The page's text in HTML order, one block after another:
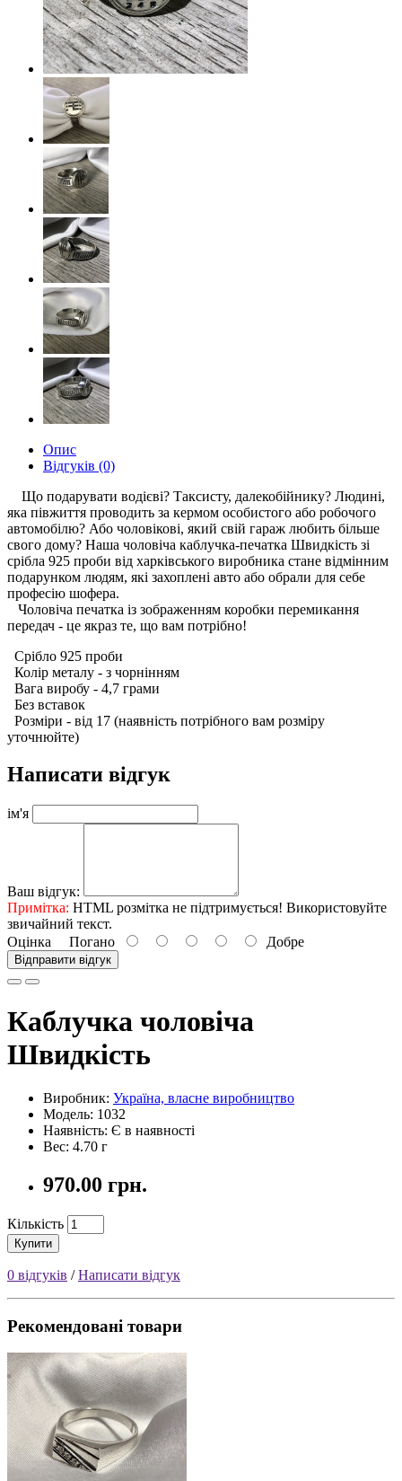
Опис
Відгуків (0)
Що подарувати водієві? Таксисту, далекобійнику? Людині,
яка півжиття проводить за кермом особистого або робочого
автомобілю? Або чоловікові, який свій гараж любить більше
свого дому? Наша чоловіча каблучка-печатка Швидкість зі
срібла 925 проби від харківського виробника стане відмінним
подарунком людям, які захоплені авто або обрали для себе
професію шофера.
Чоловіча печатка із зображенням коробки перемикання
передач - це якраз те, що вам потрібно!
Срібло 925 проби
Колір металу - з чорнінням
Вага виробу - 4,7 грами
Без вставок
Розміри - від 17 (наявність потрібного вам розміру
уточнюйте)
Написати відгук
ім'я
Ваш відгук:
Примітка: HTML розмітка не підтримується! Використовуйте
звичайний текст.
Оцінка Погано Добре
Відправити відгук
Каблучка чоловіча
Швидкість
Виробник: Україна, власне виробництво
Модель: 1032
Наявність: Є в наявності
Вес: 4.70 г
970.00 грн.
Кількість
Купити
0 відгуків /Написати відгук
Рекомендовані товари